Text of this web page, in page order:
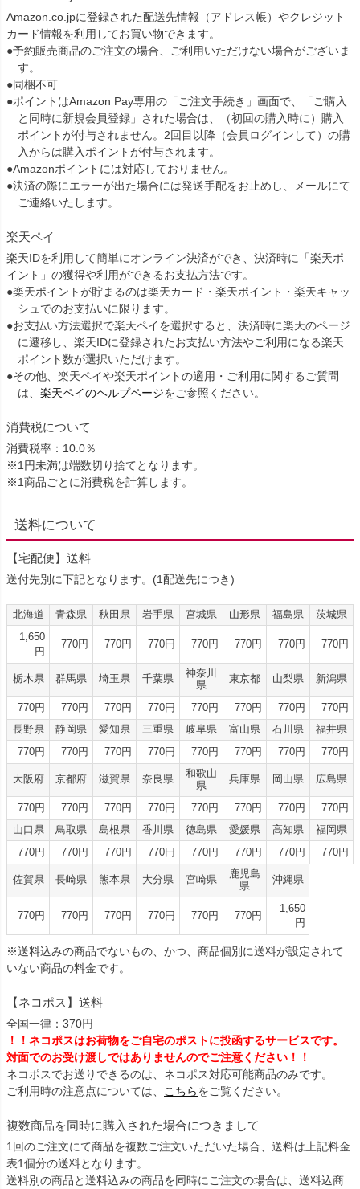
Amazon.co.jpに登録された配送先情報（アドレス帳）やクレジット
カード情報を利用してお買い物できます。
●予約販売商品のご注文の場合、ご利用いただけない場合がございま
す。
●同梱不可
●ポイントはAmazon Pay専用の「ご注文手続き」画面で、「ご購入
と同時に新規会員登録」された場合は、（初回の購入時に）購入
ポイントが付与されません。2回目以降（会員ログインして）の購
入からは購入ポイントが付与されます。
●Amazonポイントには対応しておりません。
●決済の際にエラーが出た場合には発送手配をお止めし、メールにて
ご連絡いたします。
楽天ペイ
楽天IDを利用して簡単にオンライン決済ができ、決済時に「楽天ポ
イント」の獲得や利用ができるお支払方法です。
●楽天ポイントが貯まるのは楽天カード・楽天ポイント・楽天キャッ
シュでのお支払いに限ります。
●お支払い方法選択で楽天ペイを選択すると、決済時に楽天のページ
に遷移し、楽天IDに登録されたお支払い方法やご利用になる楽天
ポイント数が選択いただけます。
●その他、楽天ペイや楽天ポイントの適用・ご利用に関するご質問
は、 楽天ペイのヘルプページをご参照ください。
消費税について
消費税率：10.0％
※1円未満は端数切り捨てとなります。
※1商品ごとに消費税を計算します。
送料について
【宅配便】送料
送付先別に下記となります。(1配送先につき)
北海道 青森県 秋田県 岩手県 宮城県 山形県 福島県
茨城県
1,650
円
770円 770円 770円 770円 770円 770円 770円
栃木県 群馬県 埼玉県 千葉県
神奈川
県
東京都 山梨県 新潟県
770円 770円 770円 770円 770円 770円 770円
770円
長野県
静岡県 愛知県 三重県 岐阜県 富山県 石川県
福井県
770円
770円 770円 770円 770円 770円 770円 770円
大阪府 京都府 滋賀県 奈良県
和歌山
県
兵庫県 岡山県 広島県
770円 770円 770円 770円 770円 770円 770円
770円
山口県
鳥取県 島根県 香川県 徳島県 愛媛県 高知県
福岡県
770円
770円 770円 770円 770円 770円 770円 770円
佐賀県 長崎県 熊本県 大分県 宮崎県
鹿児島
県
沖縄県
770円 770円 770円 770円 770円 770円
1,650
円
※送料込みの商品でないもの、かつ、商品個別に送料が設定されて
いない商品の料金です。
【ネコポス】送料
全国一律：370円
！！ネコポスはお荷物をご自宅のポストに投函するサービスです。
対面でのお受け渡しではありませんのでご注意ください！！
ネコポスでお送りできるのは、ネコポス対応可能商品のみです。
ご利用時の注意点については、
こちらをご覧ください。
複数商品を同時に購入された場合につきまして
1回のご注文にて商品を複数ご注文いただいた場合、送料は上記料金
表1個分の送料となります。
送料別の商品と送料込みの商品を同時にご注文の場合は、送料込商